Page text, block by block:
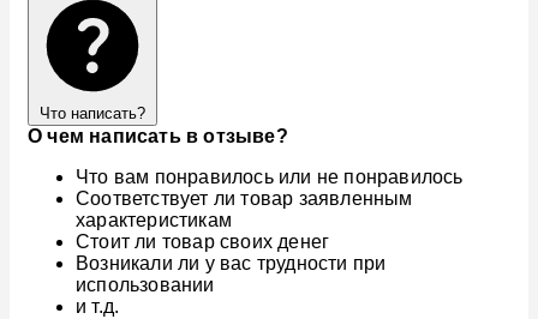
Что написать?
О чем написать в отзыве?
Что вам понравилось или не понравилось
Соответствует ли товар заявленным
характеристикам
Стоит ли товар своих денег
Возникали ли у вас трудности при
использовании
и т.д.